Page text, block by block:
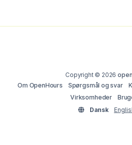
Copyright © 2026
Om OpenHours
Spørgsmål og svar
Virksomheder
Dansk